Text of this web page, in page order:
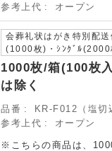
参考上代
オープン
会葬礼状はがき特別配
(1000枚)・ｼﾝｸﾞﾙ
1000枚/箱(100枚
は除く
品番
KR-F012（塩切
参考上代
オープン
※こちらの商品は、